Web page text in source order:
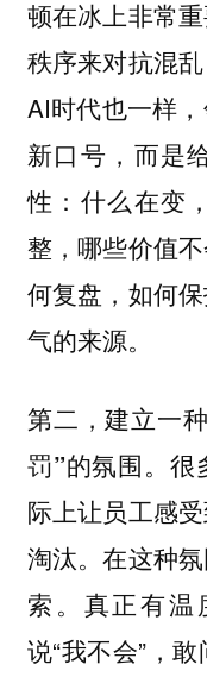
顿在冰上非常
秩序来对抗混
AI时代也一样
新口号，而是
性：什么在变
整，哪些价值
何复盘，如何
气的来源。
第二，建立一
罚”的氛围。 很
际上让员工感
淘汰。在这种
索。真正有温
说“我不会”，